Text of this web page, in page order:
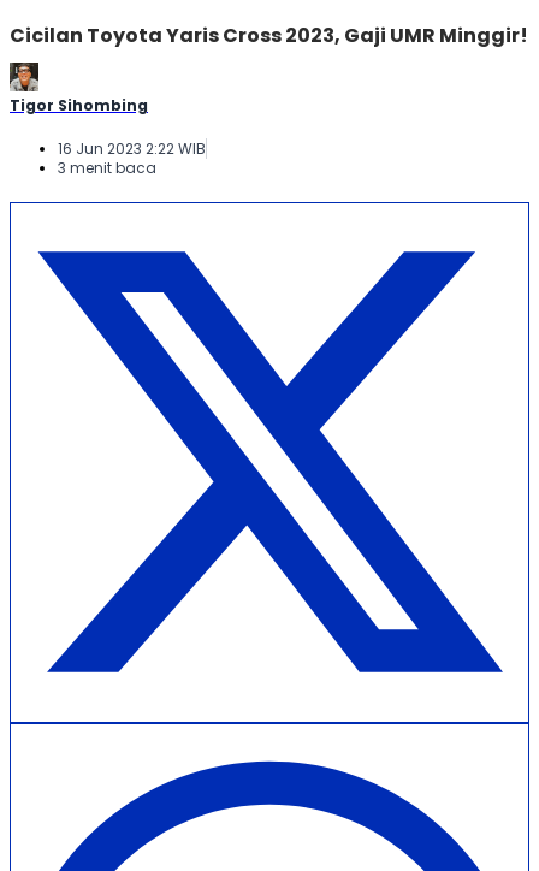
Cicilan Toyota Yaris Cross 2023, Gaji UMR Minggir!
Tigor Sihombing
16 Jun 2023 2:22 WIB
3 menit baca